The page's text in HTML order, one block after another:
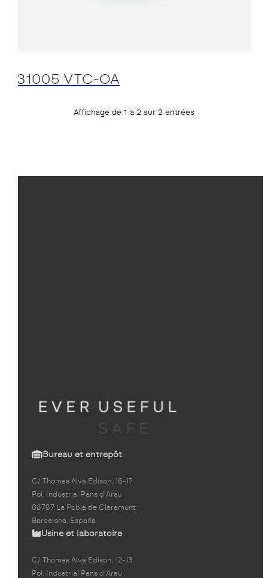
31005 VTC-OA
Affichage de 1 à 2 sur 2 entrées
Bureau et entrepôt
C/ Thomas Alva Edison, 16-17
Pol. Industrial Pans d'Arau
08787 La Pobla de Claramunt
Barcelona, España
Usine et laboratoire
C/ Thomas Alva Edison, 12-13
Pol. Industrial Pans d'Arau